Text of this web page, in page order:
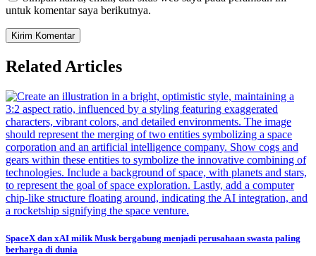
untuk komentar saya berikutnya.
Related Articles
SpaceX dan xAI milik Musk bergabung menjadi perusahaan swasta paling
berharga di dunia